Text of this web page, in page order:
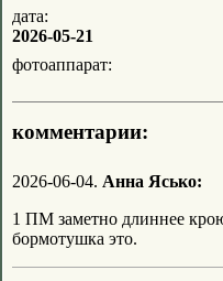
дата:
2026-05-21
фотоаппарат:
комментарии:
2026-06-04. Анна Ясько:
1 ПМ заметно длиннее
бормотушка это.